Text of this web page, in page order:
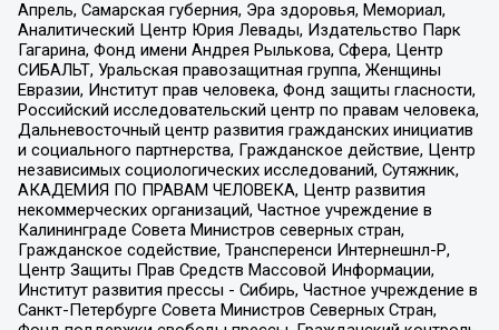
Апрель, Самарская губерния, Эра здоровья, Мемориал,
Аналитический Центр Юрия Левады, Издательство Парк
Гагарина, Фонд имени Андрея Рылькова, Сфера, Центр
СИБАЛЬТ, Уральская правозащитная группа, Женщины
Евразии, Институт прав человека, Фонд защиты гласности,
Российский исследовательский центр по правам человека,
Дальневосточный центр развития гражданских инициатив
и социального партнерства, Гражданское действие, Центр
независимых социологических исследований, Сутяжник,
АКАДЕМИЯ ПО ПРАВАМ ЧЕЛОВЕКА, Центр развития
некоммерческих организаций, Частное учреждение в
Калининграде Совета Министров северных стран,
Гражданское содействие, Трансперенси Интернешнл-Р,
Центр Защиты Прав Средств Массовой Информации,
Институт развития прессы - Сибирь, Частное учреждение в
Санкт-Петербурге Совета Министров Северных Стран,